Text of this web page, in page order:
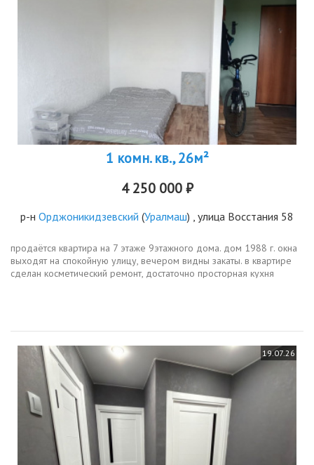
1 комн. кв., 26м²
4 250 000 ₽
р-н Орджоникидзевский (Уралмаш) , улица Восстания 58
продаётся квартира на 7 этаже 9этажного дома. дом 1988 г. окна
выходят на спокойную улицу, вечером видны закаты. в квартире
сделан косметический ремонт, достаточно просторная кухня
19.07.26